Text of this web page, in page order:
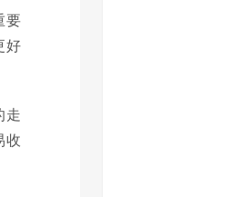
要
好
走
收